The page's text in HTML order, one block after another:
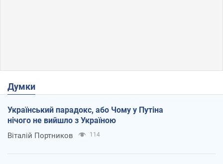
Думки
Український парадокс, або Чому у Путіна
нічого не вийшло з Україною
Віталій Портников 114